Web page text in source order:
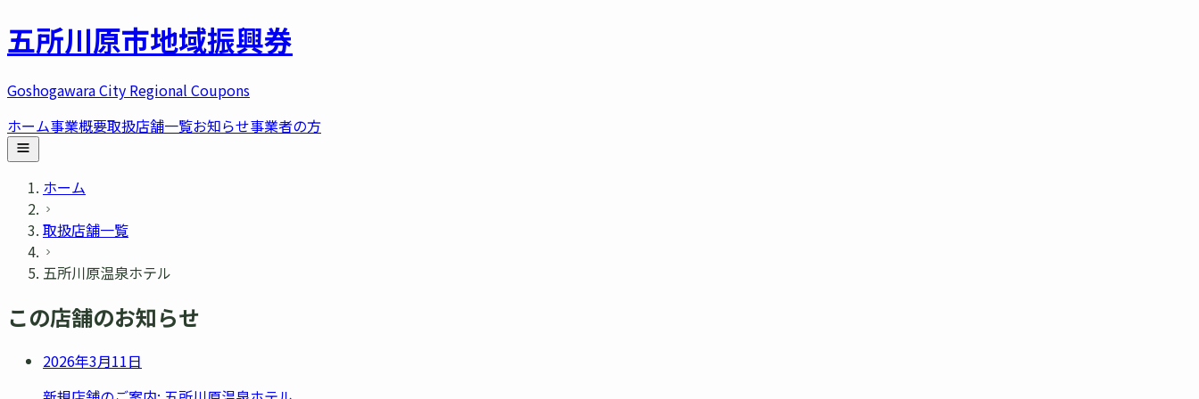
五所川原市地域振興券
Goshogawara City Regional Coupons
ホーム事業概要取扱店舗一覧お知らせ事業者の方
ホーム
取扱店舗一覧
五所川原温泉ホテル
この店舗のお知らせ
2026年3月11日